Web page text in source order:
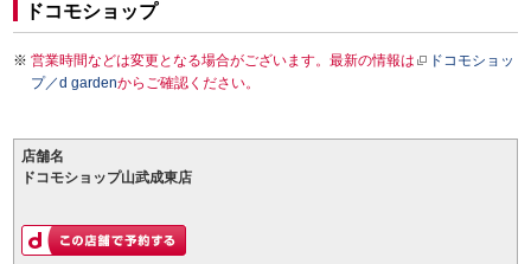
ドコモショップ
営業時間などは変更となる場合がございます。最新の情報は
ドコモショッ
プ／d gardenからご確認ください。
店舗名
ドコモショップ山武成東店